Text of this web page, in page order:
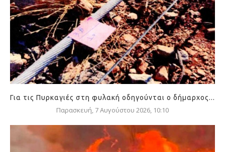
Για τις Πυρκαγιές στη φυλακή οδηγούνται ο δήμαρχος...
Παρασκευή, 7 Αυγούστου 2026, 10:10